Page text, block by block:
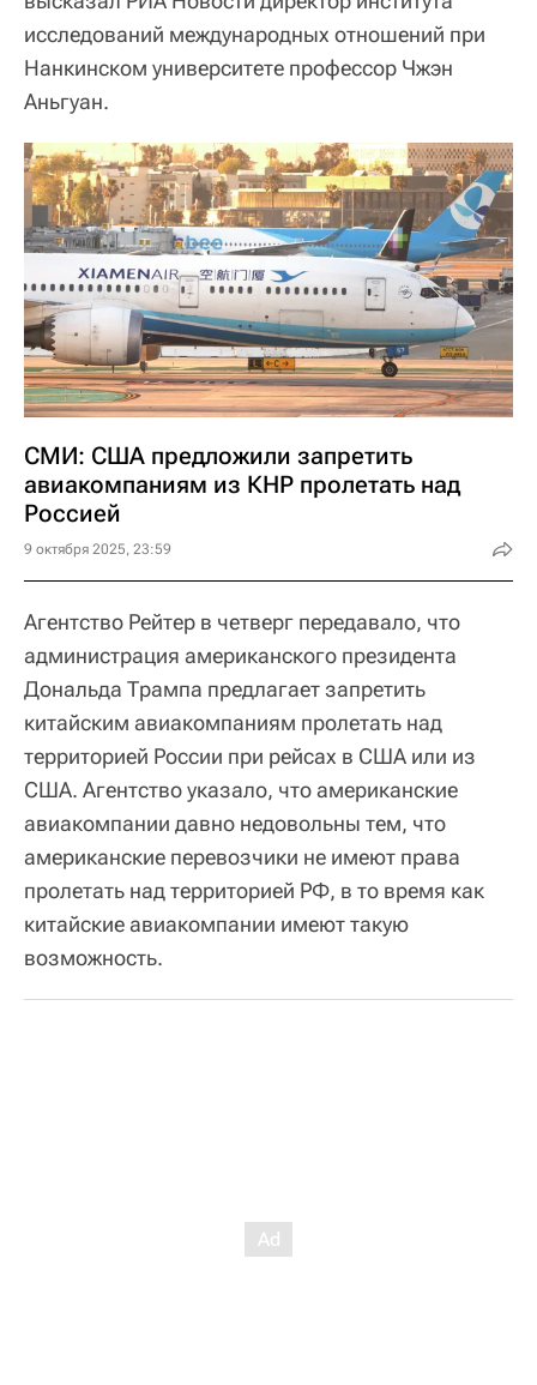
исследований международных отношений при
Нанкинском университете профессор Чжэн
Аньгуан.
СМИ: США предложили запретить
авиакомпаниям из КНР пролетать над
Россией
9 октября 2025, 23:59
Агентство Рейтер в четверг передавало, что
администрация американского президента
Дональда Трампа предлагает запретить
китайским авиакомпаниям пролетать над
территорией России при рейсах в США или из
США. Агентство указало, что американские
авиакомпании давно недовольны тем, что
американские перевозчики не имеют права
пролетать над территорией РФ, в то время как
китайские авиакомпании имеют такую
возможность.